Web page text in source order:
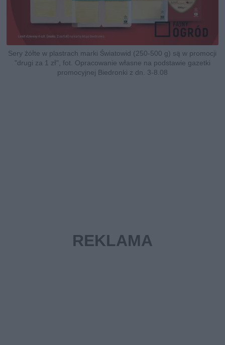
Sery żółte w plastrach marki Światowid (250-500 g) są w promocji
"drugi za 1 zł", fot. Opracowanie własne na podstawie gazetki
promocyjnej Biedronki z dn. 3-8.08